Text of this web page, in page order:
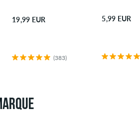
19,99 EUR
(383)
5,99 EUR